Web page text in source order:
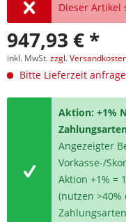
Dieser Artikel
947,93 € *
inkl. MwSt.zzgl.
Bitte Lieferzeit
Aktion: +1%
Angezeigter
Vorkasse-/
Aktion +1% =
(nutzen